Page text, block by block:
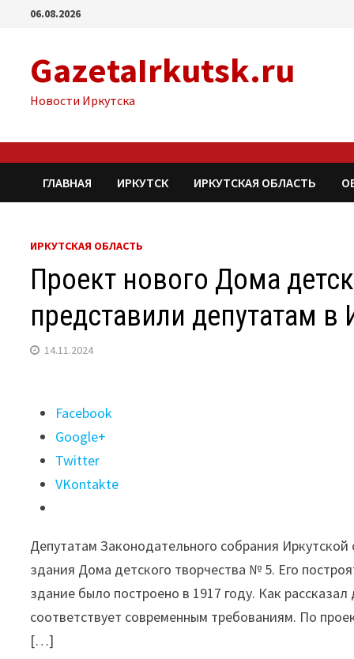
Перейти06.08.2026
GazetaIrkutsk.ru
Новости Иркутска
ГЛАВНАЯ ИРКУТСК ИРКУТСКАЯ ОБЛАСТЬ
ИРКУТСКАЯ ОБЛАСТЬ
Проект нового Дома
представили депутатам в
14.11.2024
Поделиться
"Проект
нового
Дома
детского
№5
представили
депутатам
в
Иркутске"
Facebook
Google+
Twitter
VKontakte
Депутатам Законодательного собрания
здания Дома детского творчества № 5. Его
здание было построено в 1917 году. Как
соответствует современным требованиям. По
[…]